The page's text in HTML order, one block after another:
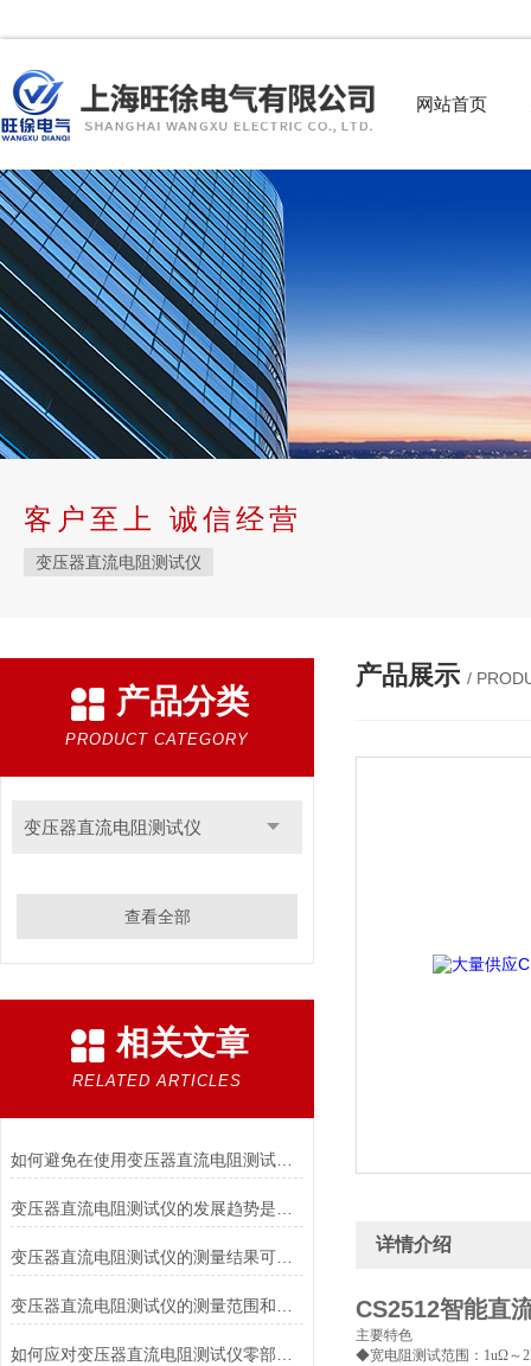
网站首页
客户至上 诚信经营
变压器直流电阻测试仪
产品分类
PRODUCT CATEGORY
变压器直流电阻测试仪
查看全部
相关文章
RELATED ARTICLES
如何避免在使用变压器直流电阻测试仪时对被测变压器造成损伤？
变压器直流电阻测试仪的测量结果可靠性如何？
产品展示 /
详情介绍
CS2512智能直
主要特色
◆宽电阻测试范围：1uΩ～